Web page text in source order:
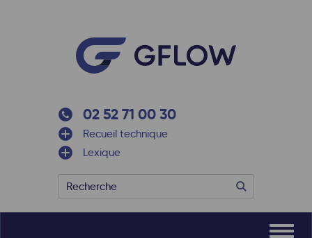
02 52 71 00 30
Recueil technique
Lexique